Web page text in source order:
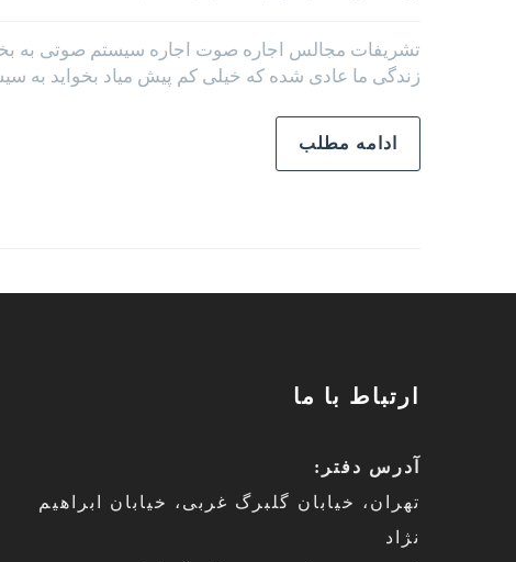
تشریفات مجالس اجاره صوت اجاره سیستم صوتی به
زندگی ما عادی شده که خیلی کم پیش میاد بخواید به
ادامه مطلب
ارتباط با ما
آدرس دفتر:
تهران، خیابان گلبرگ غربی، خیابان ابراهیم
نژاد